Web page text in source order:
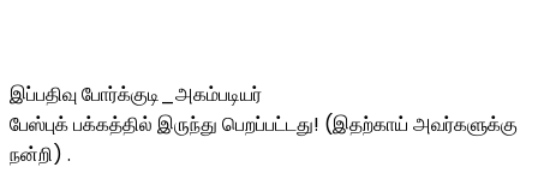
இப்பதிவு போர்க்குடி_அகம்படியர்
பேஸ்புக் பக்கத்தில் இருந்து பெறப்பட்டது! (இதற்காய் அவர்களுக்கு
நன்றி) .